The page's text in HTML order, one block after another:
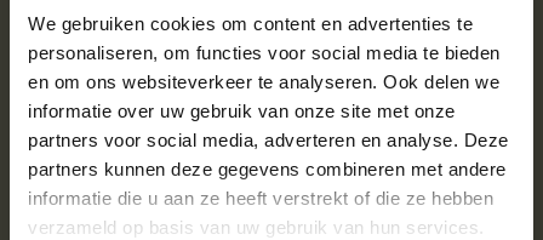
We gebruiken cookies om content en advertenties te
personaliseren, om functies voor social media te bieden
en om ons websiteverkeer te analyseren. Ook delen we
informatie over uw gebruik van onze site met onze
partners voor social media, adverteren en analyse. Deze
partners kunnen deze gegevens combineren met andere
informatie die u aan ze heeft verstrekt of die ze hebben
verzameld op basis van uw gebruik van hun services.